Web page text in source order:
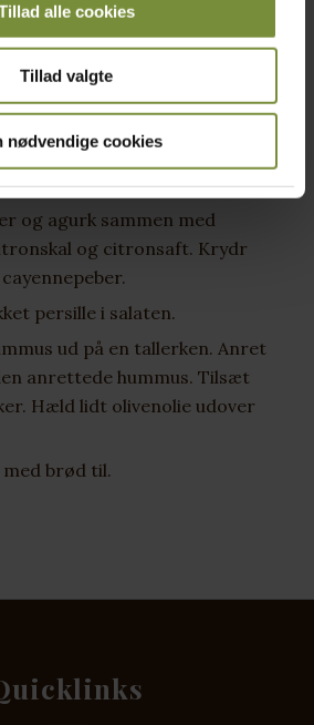
alle cookies
Tillad valgte
nødvendige cookies
trække på en tallerken i
tomater. Skær agurken ud i
og del tomaterne i kvarte.
og agurk sammen med
og citronsaft. Krydr
persille i salaten.
ud på en tallerken. Anret
anrettede hummus. Tilsæt
Hæld lidt olivenolie udover
med brød til.